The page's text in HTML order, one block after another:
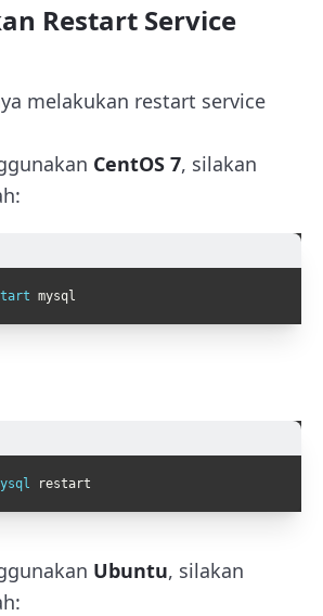
Restart Service
melakukan restart service
CentOS 7, silakan
mysql
restart
Ubuntu, silakan